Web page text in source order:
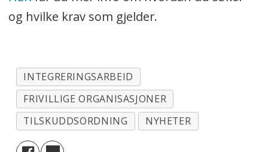
og hvilke krav som gjelder.
INTEGRERINGSARBEID
FRIVILLIGE ORGANISASJONER
TILSKUDDSORDNING
NYHETER